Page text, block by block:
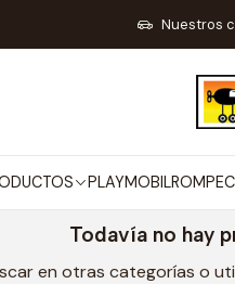
PLAYMOBIL
Nuestros
Inicio
Todavía no hay
en otras categorías o